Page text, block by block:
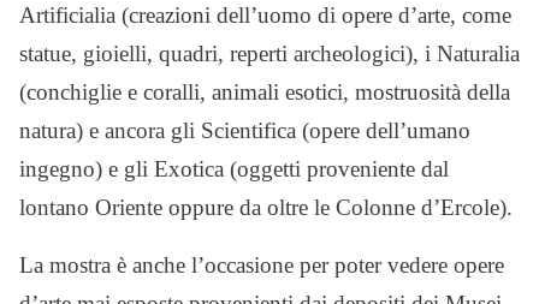
Artificialia (creazioni dell’uomo di opere d’arte, come
statue, gioielli, quadri, reperti archeologici), i Naturalia
(conchiglie e coralli, animali esotici, mostruosità della
natura) e ancora gli Scientifica (opere dell’umano
ingegno) e gli Exotica (oggetti proveniente dal
lontano Oriente oppure da oltre le Colonne d’Ercole).
La mostra è anche l’occasione per poter vedere opere